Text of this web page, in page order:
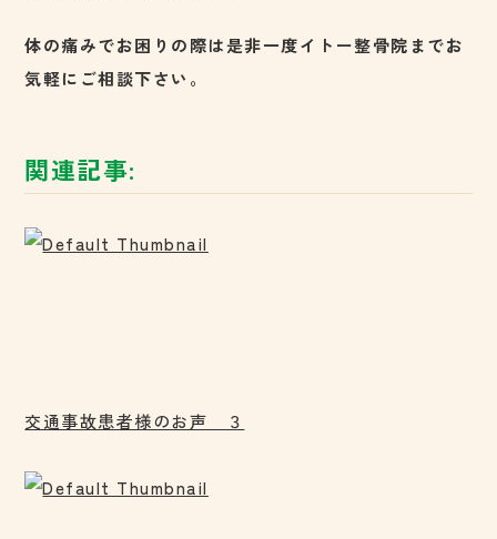
体の痛みでお困りの際は是非一度イトー整骨院までお
気軽にご相談下さい。
関連記事:
交通事故患者様のお声 ３